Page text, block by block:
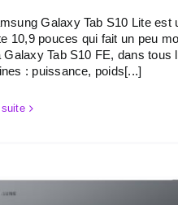
Galaxy Tab S10 Lite est
10,9 pouces qui fait un peu
Galaxy Tab S10 FE, dans tous
: puissance, poids[...]
suite